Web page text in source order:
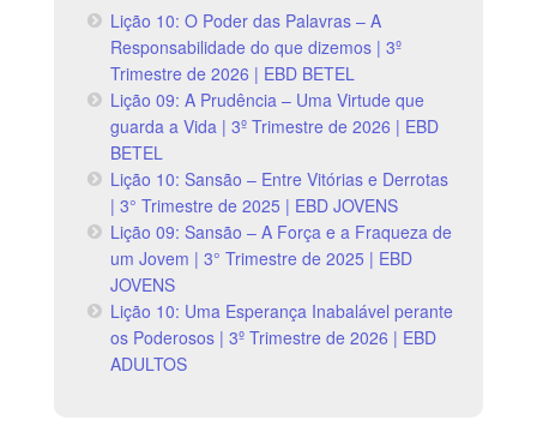
Lição 10: O Poder das Palavras – A
Responsabilidade do que dizemos | 3º
Trimestre de 2026 | EBD BETEL
Lição 09: A Prudência – Uma Virtude que
guarda a Vida | 3º Trimestre de 2026 | EBD
BETEL
Lição 10: Sansão – Entre Vitórias e Derrotas
| 3° Trimestre de 2025 | EBD JOVENS
Lição 09: Sansão – A Força e a Fraqueza de
um Jovem | 3° Trimestre de 2025 | EBD
JOVENS
Lição 10: Uma Esperança Inabalável perante
os Poderosos | 3º Trimestre de 2026 | EBD
ADULTOS